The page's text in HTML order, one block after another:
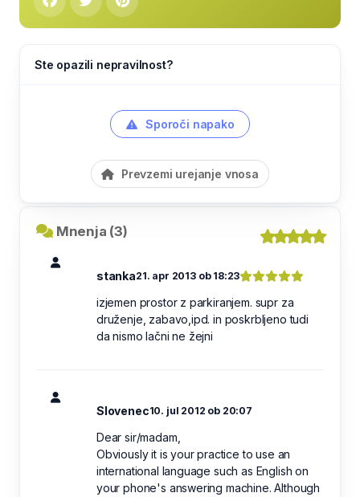
Ste opazili nepravilnost?
Sporoči napako
Prevzemi urejanje vnosa
Mnenja (3)
stanka21. apr 2013 ob 18:23
izjemen prostor z parkiranjem. supr za
druženje, zabavo,ipd. in poskrbljeno tudi
da nismo lačni ne žejni
Slovenec10. jul 2012 ob 20:07
Dear sir/madam,
Obviously it is your practice to use an
international language such as English on
your phone's answering machine. Although